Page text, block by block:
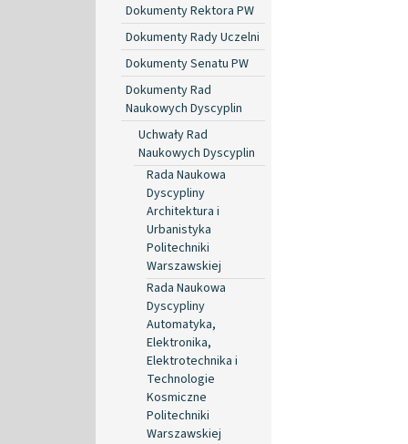
Dokumenty Rektora PW
Dokumenty Rady Uczelni
Dokumenty Senatu PW
Dokumenty Rad
Naukowych Dyscyplin
Uchwały Rad
Naukowych Dyscyplin
Rada Naukowa
Dyscypliny
Architektura i
Urbanistyka
Politechniki
Warszawskiej
Rada Naukowa
Dyscypliny
Automatyka,
Elektronika,
Elektrotechnika i
Technologie
Kosmiczne
Politechniki
Warszawskiej